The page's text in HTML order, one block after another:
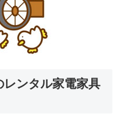
レンタル家電家具